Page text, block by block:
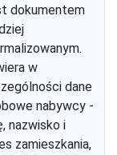
dokumentem
w
dane
nabywcy -
nazwisko i
zamieszkania,